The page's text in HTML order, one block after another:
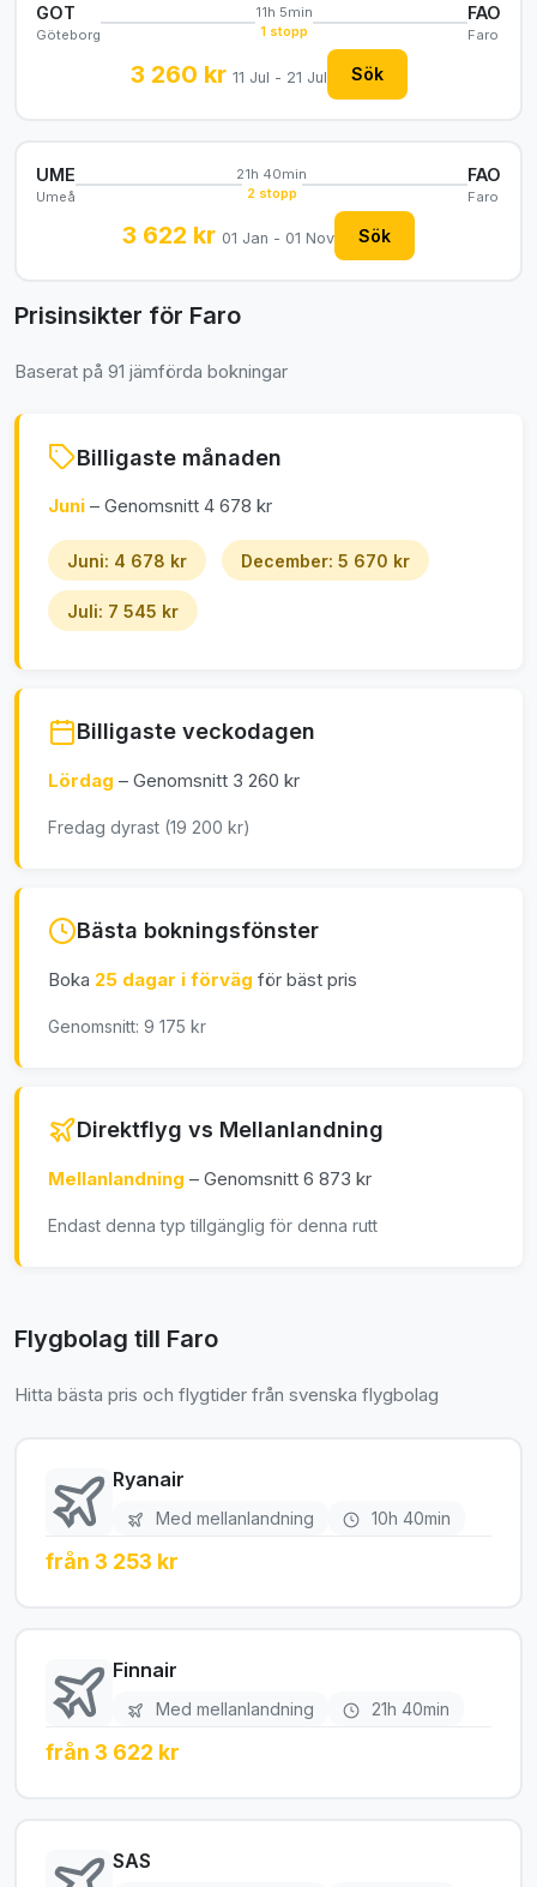
GOT
Göteborg
11h 5min
1 stopp
FAO
Faro
3 260 kr 11 Jul - 21 Jul Sök
UME
Umeå
21h 40min
2 stopp
FAO
Faro
3 622 kr 01 Jan - 01 Nov Sök
Prisinsikter för Faro
Baserat på 91 jämförda bokningar
Billigaste månaden
Juni – Genomsnitt 4 678 kr
Juni: 4 678 kr December: 5 670 kr
Juli: 7 545 kr
Billigaste veckodagen
Lördag – Genomsnitt 3 260 kr
Fredag dyrast (19 200 kr)
Bästa bokningsfönster
Boka 25 dagar i förväg för bäst pris
Genomsnitt: 9 175 kr
Direktflyg vs Mellanlandning
Mellanlandning – Genomsnitt 6 873 kr
Endast denna typ tillgänglig för denna rutt
Flygbolag till Faro
Hitta bästa pris och flygtider från svenska flygbolag
Ryanair
Med mellanlandning 10h 40min
från 3 253 kr
Finnair
Med mellanlandning 21h 40min
från 3 622 kr
SAS